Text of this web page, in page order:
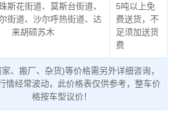
斯花街道、莫斯台街道、
街道、沙尔呼热街道、达
来胡硕苏木
5吨以上免
费送货，不
足须加送货
费
、搬厂、杂货)等价格需另外详细咨询，
情经常波动，此价格表仅供参考，整车价
格按车型议价！